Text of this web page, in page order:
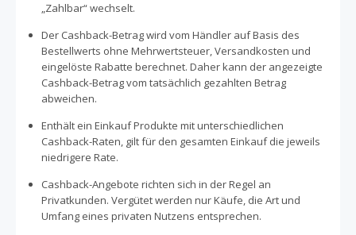
„Zahlbar“ wechselt.
Der Cashback-Betrag wird vom Händler auf Basis des
Bestellwerts ohne Mehrwertsteuer, Versandkosten und
eingelöste Rabatte berechnet. Daher kann der angezeigte
Cashback-Betrag vom tatsächlich gezahlten Betrag
abweichen.
Enthält ein Einkauf Produkte mit unterschiedlichen
Cashback-Raten, gilt für den gesamten Einkauf die jeweils
niedrigere Rate.
Cashback-Angebote richten sich in der Regel an
Privatkunden. Vergütet werden nur Käufe, die Art und
Umfang eines privaten Nutzens entsprechen.